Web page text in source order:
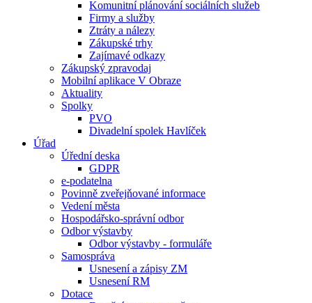
Komunitní plánování sociálních služeb
Firmy a služby
Ztráty a nálezy
Zákupské trhy
Zajímavé odkazy
Zákupský zpravodaj
Mobilní aplikace V Obraze
Aktuality
Spolky
PVO
Divadelní spolek Havlíček
Úřad
Úřední deska
GDPR
e-podatelna
Povinně zveřejňované informace
Vedení města
Hospodářsko-správní odbor
Odbor výstavby
Odbor výstavby - formuláře
Samospráva
Usnesení a zápisy ZM
Usnesení RM
Dotace